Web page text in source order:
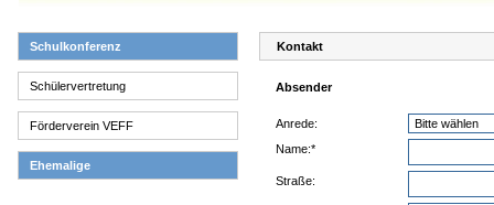
Kontakt
Absender
Anrede:
Name:*
Straße:
Schulkonferenz
Schülervertretung
Förderverein VEFF
Ehemalige